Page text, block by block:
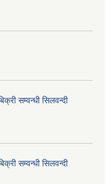
सम्वन्धी सिलवन्दी
सम्वन्धी सिलवन्दी